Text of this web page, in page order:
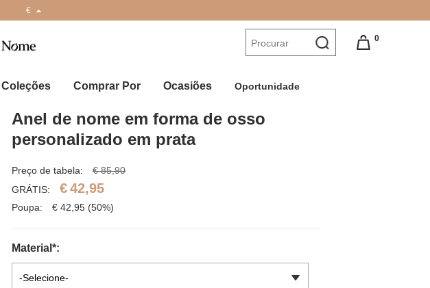
€
0
Coleções Comprar Por Ocasiões Oportunidade
Anel de nome em forma de osso
personalizado em prata
Preço de tabela:
€ 85,90
GRÁTIS:
€42,95
Poupa: € 42,95 (50%)
Material *:
-Selecione-